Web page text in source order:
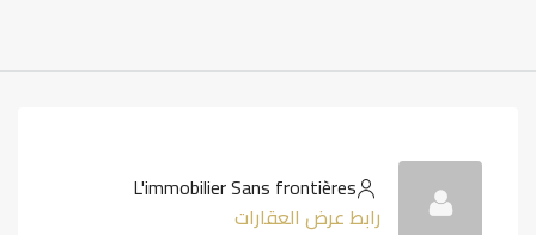
L'immobilier Sans frontières
رابط عرض العقارات